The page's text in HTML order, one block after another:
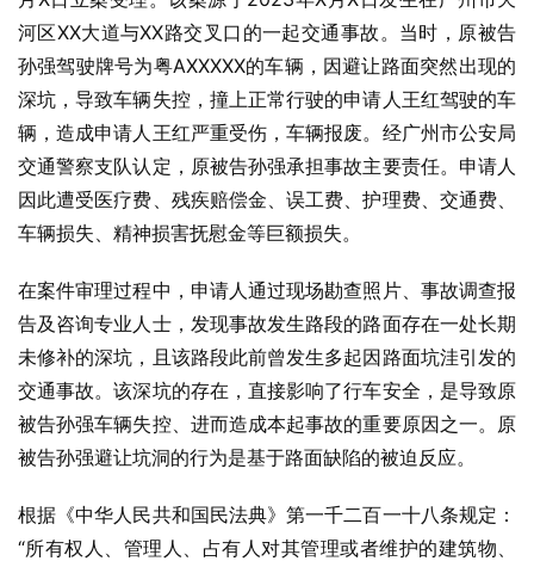
河区XX大道与XX路交叉口的一起交通事故。当时，原被告
孙强驾驶牌号为粤AXXXXX的车辆，因避让路面突然出现的
深坑，导致车辆失控，撞上正常行驶的申请人王红驾驶的车
辆，造成申请人王红严重受伤，车辆报废。经广州市公安局
交通警察支队认定，原被告孙强承担事故主要责任。申请人
因此遭受医疗费、残疾赔偿金、误工费、护理费、交通费、
车辆损失、精神损害抚慰金等巨额损失。
在案件审理过程中，申请人通过现场勘查照片、事故调查报
告及咨询专业人士，发现事故发生路段的路面存在一处长期
未修补的深坑，且该路段此前曾发生多起因路面坑洼引发的
交通事故。该深坑的存在，直接影响了行车安全，是导致原
被告孙强车辆失控、进而造成本起事故的重要原因之一。原
被告孙强避让坑洞的行为是基于路面缺陷的被迫反应。
根据《中华人民共和国民法典》第一千二百一十八条规定：
“所有权人、管理人、占有人对其管理或者维护的建筑物、